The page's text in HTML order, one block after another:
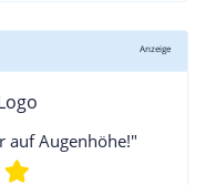
Anzeige
auf Augenhöhe!"